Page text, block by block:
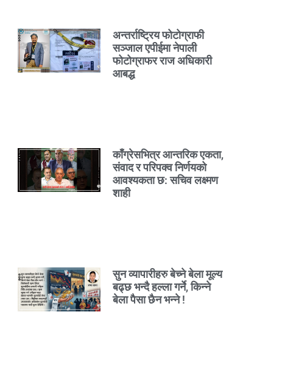
अन्तर्राष्ट्रिय फोटोग्राफी
सञ्जाल एपीईमा नेपाली
फोटोग्राफर राज अधिकारी
आबद्ध
काँग्रेसभित्र आन्तरिक एकता,
संवाद र परिपक्व निर्णयको
आवश्यकता छ: सचिव लक्ष्मण
शाही
सुन व्यापारीहरु बेच्ने बेला मूल्य
बढ्छ भन्दै हल्ला गर्ने, किन्ने
बेला पैसा छैन भन्ने !